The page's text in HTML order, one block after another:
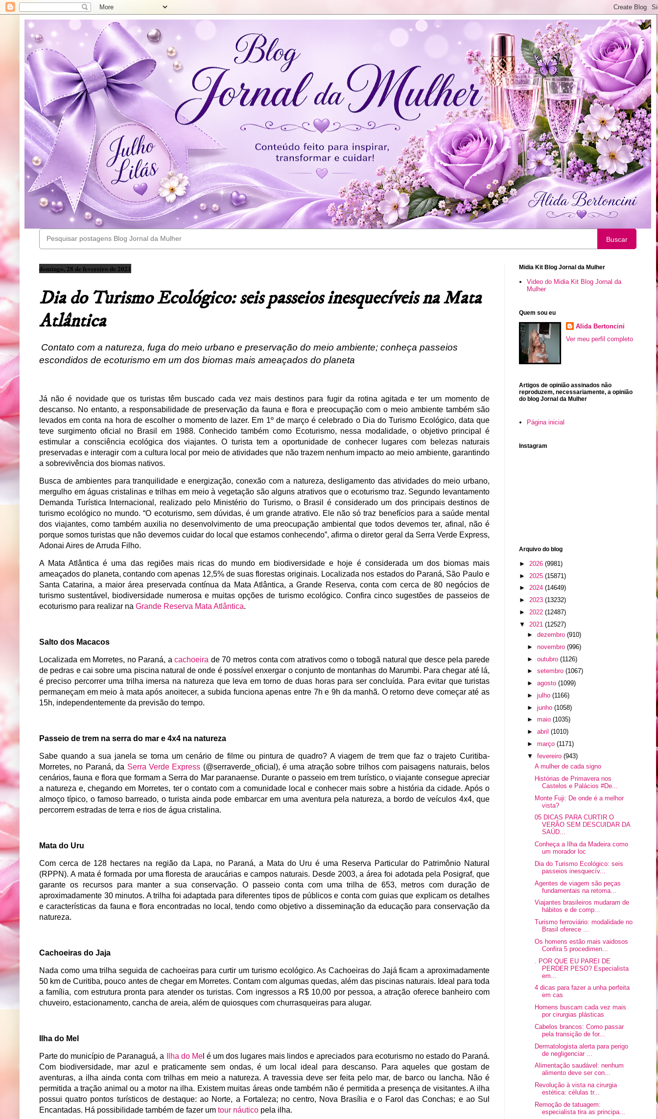
Buscar
domingo, 28 de fevereiro de 2021
Dia do Turismo Ecológico: seis passeios inesquecíveis na Mata
Atlântica
Contato com a natureza, fuga do meio urbano e preservação do meio ambiente; conheça passeios
escondidos de ecoturismo em um dos biomas mais ameaçados do planeta
Já não é novidade que os turistas têm buscado cada vez mais destinos para fugir da rotina agitada e ter um momento de
descanso. No entanto, a responsabilidade de preservação da fauna e flora e preocupação com o meio ambiente também são
levados em conta na hora de escolher o momento de lazer. Em 1º de março é celebrado o Dia do Turismo Ecológico, data que
teve surgimento oficial no Brasil em 1988. Conhecido também como Ecoturismo, nessa modalidade, o objetivo principal é
estimular a consciência ecológica dos viajantes. O turista tem a oportunidade de conhecer lugares com belezas naturais
preservadas e interagir com a cultura local por meio de atividades que não trazem nenhum impacto ao meio ambiente, garantindo
a sobrevivência dos biomas nativos.
Busca de ambientes para tranquilidade e energização, conexão com a natureza, desligamento das atividades do meio urbano,
mergulho em águas cristalinas e trilhas em meio à vegetação são alguns atrativos que o ecoturismo traz. Segundo levantamento
Demanda Turística Internacional, realizado pelo Ministério do Turismo, o Brasil é considerado um dos principais destinos de
turismo ecológico no mundo. “O ecoturismo, sem dúvidas, é um grande atrativo. Ele não só traz benefícios para a saúde mental
dos viajantes, como também auxilia no desenvolvimento de uma preocupação ambiental que todos devemos ter, afinal, não é
porque somos turistas que não devemos cuidar do local que estamos conhecendo”, afirma o diretor geral da Serra Verde Express,
Adonai Aires de Arruda Filho.
A Mata Atlântica é uma das regiões mais ricas do mundo em biodiversidade e hoje é considerada um dos biomas mais
ameaçados do planeta, contando com apenas 12,5% de suas florestas originais. Localizada nos estados do Paraná, São Paulo e
Santa Catarina, a maior área preservada contínua da Mata Atlântica, a Grande Reserva, conta com cerca de 80 negócios de
turismo sustentável, biodiversidade numerosa e muitas opções de turismo ecológico. Confira cinco sugestões de passeios de
ecoturismo para realizar na Grande Reserva Mata Atlântica.
Salto dos Macacos
Localizada em Morretes, no Paraná, acachoeira de 70 metros conta com atrativos como o tobogã natural que desce pela parede
de pedras e cai sobre uma piscina natural de onde é possível enxergar o conjunto de montanhas do Marumbi. Para chegar até lá,
é preciso percorrer uma trilha imersa na natureza que leva em torno de duas horas para ser concluída. Para evitar que turistas
permaneçam em meio à mata após anoitecer, a subida funciona apenas entre 7h e 9h da manhã. O retorno deve começar até as
15h, independentemente da previsão do tempo.
Passeio de trem na serra do mar e 4x4 na natureza
Sabe quando a sua janela se torna um cenário de filme ou pintura de quadro? A viagem de trem que faz o trajeto Curitiba-
Morretes, no Paraná, da Serra Verde Express (@serraverde_oficial), é uma atração sobre trilhos com paisagens naturais, belos
cenários, fauna e flora que formam a Serra do Mar paranaense. Durante o passeio em trem turístico, o viajante consegue apreciar
a natureza e, chegando em Morretes, ter o contato com a comunidade local e conhecer mais sobre a história da cidade. Após o
almoço típico, o famoso barreado, o turista ainda pode embarcar em uma aventura pela natureza, a bordo de veículos 4x4, que
percorrem estradas de terra e rios de água cristalina.
Mata do Uru
Com cerca de 128 hectares na região da Lapa, no Paraná, a Mata do Uru é uma Reserva Particular do Patrimônio Natural
(RPPN). A mata é formada por uma floresta de araucárias e campos naturais. Desde 2003, a área foi adotada pela Posigraf, que
garante os recursos para manter a sua conservação. O passeio conta com uma trilha de 653, metros com duração de
aproximadamente 30 minutos. A trilha foi adaptada para diferentes tipos de públicos e conta com guias que explicam os detalhes
e características da fauna e flora encontradas no local, tendo como objetivo a disseminação da educação para conservação da
natureza.
Cachoeiras do Jaja
Nada como uma trilha seguida de cachoeiras para curtir um turismo ecológico. As Cachoeiras do Jajá ficam a aproximadamente
50 km de Curitiba, pouco antes de chegar em Morretes. Contam com algumas quedas, além das piscinas naturais. Ideal para toda
a família, com estrutura pronta para atender os turistas. Com ingressos a R$ 10,00 por pessoa, a atração oferece banheiro com
chuveiro, estacionamento, cancha de areia, além de quiosques com churrasqueiras para alugar.
Ilha do Mel
Parte do município de Paranaguá, a Ilha do Mel é um dos lugares mais lindos e apreciados para ecoturismo no estado do Paraná.
Com biodiversidade, mar azul e praticamente sem ondas, é um local ideal para descanso. Para aqueles que gostam de
aventuras, a ilha ainda conta com trilhas em meio a natureza. A travessia deve ser feita pelo mar, de barco ou lancha. Não é
permitida a tração animal ou a motor na ilha. Existem muitas áreas onde também não é permitida a presença de visitantes. A ilha
possui quatro pontos turísticos de destaque: ao Norte, a Fortaleza; no centro, Nova Brasília e o Farol das Conchas; e ao Sul
Encantadas. Há possibilidade também de fazer um tour náutico pela ilha.
Midia Kit Blog Jornal da Mulher
Video do Midia Kit Blog Jornal da
Mulher
Quem sou eu
Alida Bertoncini
Ver meu perfil completo
Artigos de opinião assinados não
reproduzem, necessariamente, a opinião
do blog Jornal da Mulher
Página inicial
Instagram
Arquivo do blog
► 2026 (9981)
► 2025 (15871)
► 2024 (14649)
► 2023 (13232)
► 2022 (12487)
▼ 2021 (12527)
► dezembro (910)
► novembro (996)
► outubro (1126)
► setembro (1067)
► agosto (1099)
► julho (1166)
► junho (1058)
► maio (1035)
► abril (1010)
► março (1171)
▼ fevereiro (943)
A mulher de cada signo
Histórias de Primavera nos
Castelos e Palácios #De...
Monte Fuji: De onde é a melhor
vista?
05 DICAS PARA CURTIR O
VERÃO SEM DESCUIDAR DA
SAÚD...
Conheça a Ilha da Madeira como
um morador loc
Dia do Turismo Ecológico: seis
passeios inesquecív...
Agentes de viagem são peças
fundamentais na retoma...
Viajantes brasileiros mudaram de
hábitos e de comp...
Turismo ferroviário: modalidade no
Brasil oferece ...
Os homens estão mais vaidosos
Confira 5 procedimen...
. POR QUE EU PAREI DE
PERDER PESO? Especialista
em...
4 dicas para fazer a unha perfeita
em cas
Homens buscam cada vez mais
por cirurgias plásticas
Cabelos brancos: Como passar
pela transição de for...
Dermatologista alerta para perigo
de negligenciar ...
Alimentação saudável: nenhum
alimento deve ser con...
Revolução à vista na cirurgia
estética: células tr...
Remoção de tatuagem:
especialista tira as principa...